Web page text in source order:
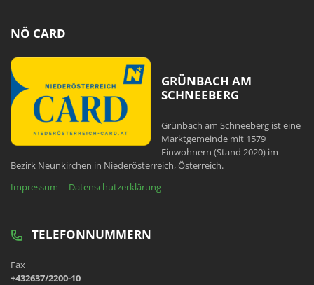
NÖ CARD
GRÜNBACH AM
SCHNEEBERG
Grünbach am Schneeberg ist eine
Marktgemeinde mit 1579
Einwohnern (Stand 2020) im
Bezirk Neunkirchen in Niederösterreich, Österreich.
Impressum
Datenschutzerklärung
TELEFONNUMMERN
Fax
+432637/2200-10